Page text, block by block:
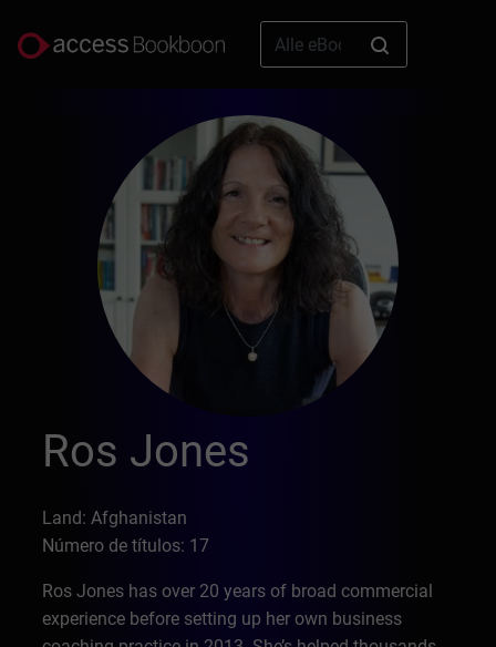
Ros Jones
Land: Afghanistan
Número de títulos: 17
Ros Jones has over 20 years of broad commercial
experience before setting up her own business